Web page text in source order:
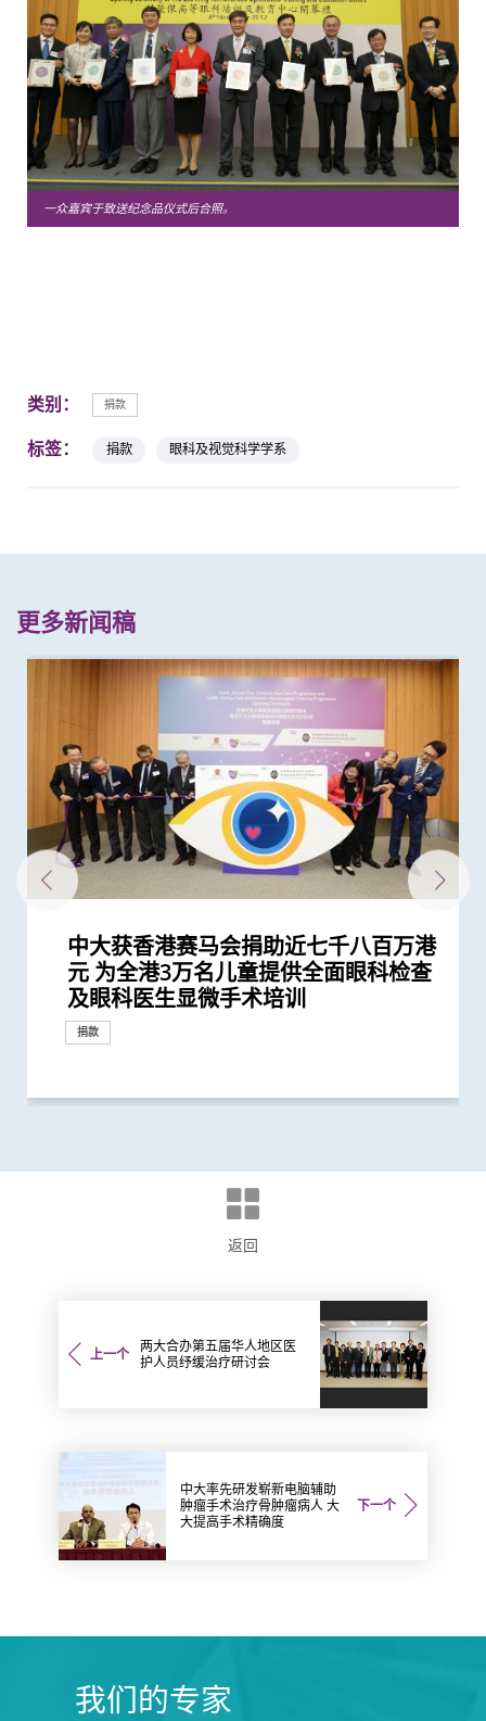
一众嘉宾于致送纪念品仪式后合照。
类别： 捐款
标签： 捐款 眼科及视觉科学学系
更多新闻稿
中大获香港赛马会捐助近七千八百万港
元 为全港3万名儿童提供全面眼科检查
及眼科医生显微手术培训
捐款
中大包素菊黄斑病变治疗及研究中心开
幕 公布最新研究揭示血管生成素2与湿
性老年黄斑病变有密切关系
捐款
中大研发「AI-OCT」系统助测糖尿黄
斑水肿 假阳性转介个案锐减六成 缩短
患者轮候诊症时间
研究
中大发现青光眼治疗新靶点 小鼠实验
证实可恢复七成视力 有助开创崭新神
经保护疗法
研究
中大首创具全球代表性的医疗人工智能
基础模型 革新眼科疾病领域 促进更公
平有效、具成本效益及保障私隐的医...
国际合作
中大医学院获李嘉诚基金会捐赠亚洲首
台Histotripsy 2.0系统 共30名患者获
资助接受组织碎化技术治肝癌
捐款
中大研究发现自身免疫性眼发炎发病机
制 有助开辟新疗法
研究
中大获李嘉诚先生捐赠港币三千万元
支持医学院发展人工智能 进一步加强
医学教研
捐款
中大研究发现香港儿童近视率创新高
新冠疫情后六岁儿童患近视人数倍增
低浓度阿托品眼药水结合红光疗法研...
研究
中大何善衡传染病研究中心成立
捐款
中大研究显示本港儿童每5个有1个患中
度至严重散光 父母遗传是主要因素
研究
中大全球首证低浓度阿托品眼药水可预
防儿童近视
研究
中大领导国际团队成功研发全球首个人
工智能系统 只需「眼底相」即可准确
侦测阿兹海默症
研究
港大医学院与中大医学院联合研发崭新
ROTA技术 可诊断出早期青光眼和视神
经病变
研究
中大医学院研究显示新冠康复者有较高
风险出现干眼症
研究
中大发现新冠疫情期间本港学童近视发
病率为疫情前2.5倍 研究指减少户外活
动时间及增加使用电子产品为主因
研究
中大成立「何敬诚．林健忠青光眼治疗
及研究中心」 推动本港青光眼诊治的
科研及培训
捐款
中大研究首证低浓度阿托品眼药水有效
减慢儿童近视加深速度且副作用少
研究
李嘉诚基金会启动《爱能助》儿童癌症
项目 资助儿童罕见癌症
捐款
中大开展全球首个以「视网膜影像」筛
查华人阿兹海默症研究
研究
香港中文大学「吕志和卓越青年学者奖
励计划」正式成立 逾千万港元奖学金
助优秀医学生海外深造
捐款
中大再获夏约书孤儿症基金会支持新生
儿筛查服务 新增「先天性肾上腺皮质
增生症」检测
捐款
中大推行香港儿童眼疾普查研究计划
临床服务
中大成立周毓浩创新医学技术中心 促
进医学及工程跨学科合作 转化尖端科
技至临床应用
捐款
中大研究指学童佩戴OK镜可致角膜炎
需加倍小心使用
研究
中大与夏约书孤儿症基金会携手合作
于本港率先推出新生儿代谢筛查计划
捐款
中大举行吕志和临床医学大楼命名典礼
里程碑
中大罗桂祥综合生物医学大楼今天正式
开幕
里程碑
中大青少年泌尿治疗中心今天开幕
捐款
返回
上一个
两大合办第五届华人地区医
护人员纾缓治疗研讨会
下一个
中大率先研发崭新电脑辅助
肿瘤手术治疗骨肿瘤病人 大
大提高手术精确度
我们的专家